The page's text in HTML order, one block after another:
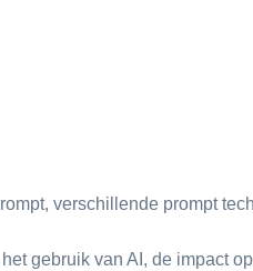
verschillende prompt
gebruik van AI, de impact